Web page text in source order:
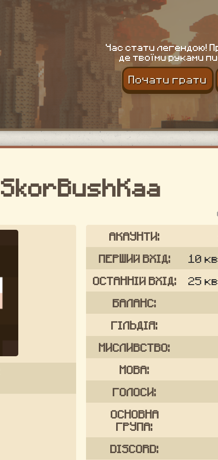
Час стати легендою!
де твоїми руками
Почати грати
SkorBushKaa
АКАУНТИ:
ПЕРШИЙ ВХІД:
10
ОСТАННІЙ ВХІД:
25
БАЛАНС:
ГІЛЬДІЯ:
МИСЛИВСТВО:
МОВА:
ГОЛОСИ:
ОСНОВНА
ГРУПА:
DISCORD: